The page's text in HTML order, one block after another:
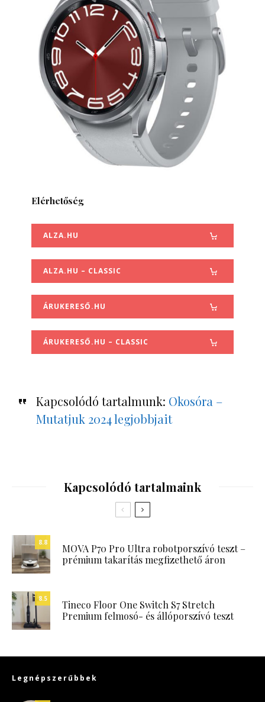
Elérhetőség
ALZA.HU
ALZA.HU – CLASSIC
ÁRUKERESŐ.HU
ÁRUKERESŐ.HU – CLASSIC
Kapcsolódó tartalmunk: Okosóra –
Mutatjuk 2024 legjobbjait
Kapcsolódó tartalmaink
8.8
MOVA P70 Pro Ultra robotporszívó teszt –
prémium takarítás megfizethető áron
8.5
Tineco Floor One Switch S7 Stretch
Premium felmosó- és állóporszívó teszt
Legnépszerűbbek